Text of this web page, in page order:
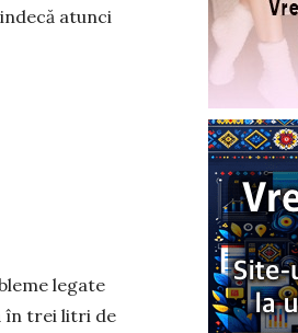
atunci
legate
în trei litri de